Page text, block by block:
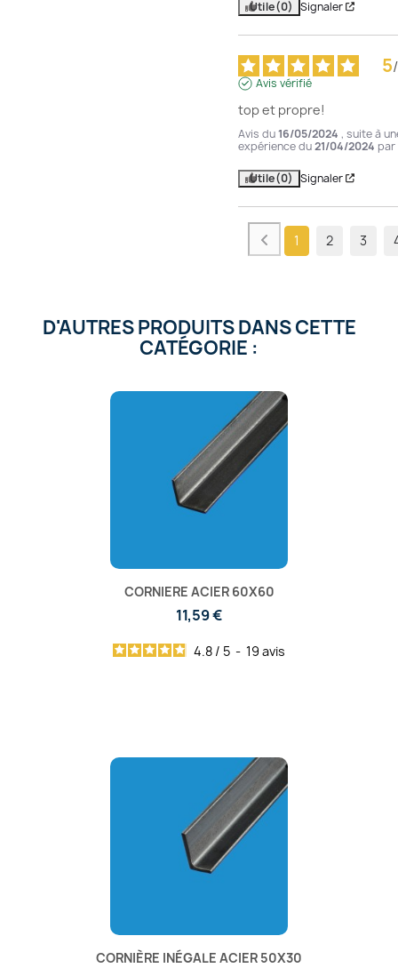
Utile(0) Signaler
5/
Avis vérifié
top et propre!
Avis du16/05/2024 , suite à
expérience du21/04/2024 par
Utile(0) Signaler
1 2 3
D'AUTRES PRODUITS DANS CETTE
CATÉGORIE :
CORNIERE ACIER 60X60
11,59 €
4.8 / 5 - 19 avis
CORNIÈRE INÉGALE ACIER 50X30